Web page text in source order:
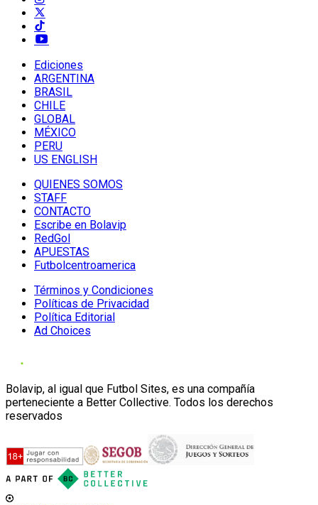
Ediciones
ARGENTINA
BRASIL
CHILE
GLOBAL
MÉXICO
PERU
US ENGLISH
QUIENES SOMOS
STAFF
CONTACTO
Escribe en Bolavip
RedGol
APUESTAS
Futbolcentroamerica
Términos y Condiciones
Políticas de Privacidad
Política Editorial
Ad Choices
Bolavip, al igual que Futbol Sites, es una compañía
perteneciente a Better Collective. Todos los derechos
reservados